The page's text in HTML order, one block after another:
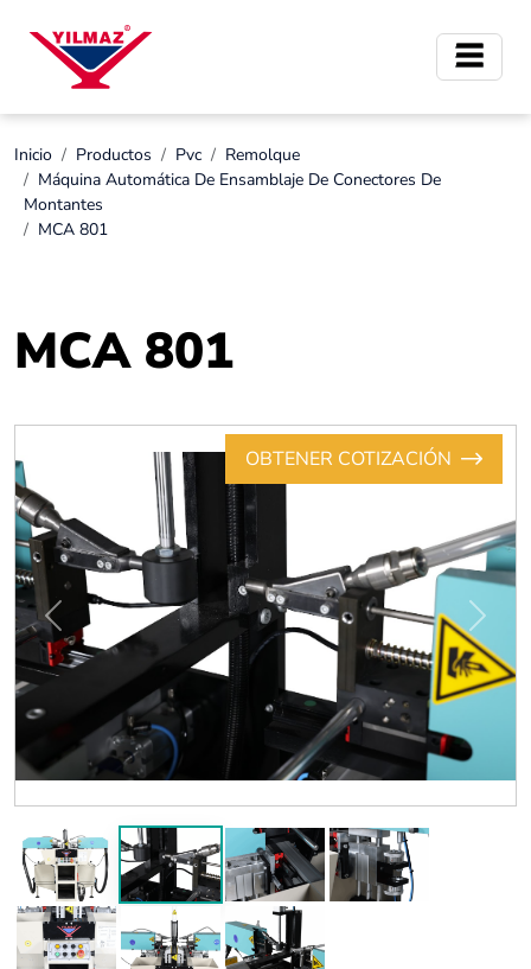
Inicio Productos Pvc
Remolque
Máquina Automática De Ensamblaje De Conectores De
Montantes
MCA 801
MCA 801
OBTENER COTIZACIÓN
Previous Next